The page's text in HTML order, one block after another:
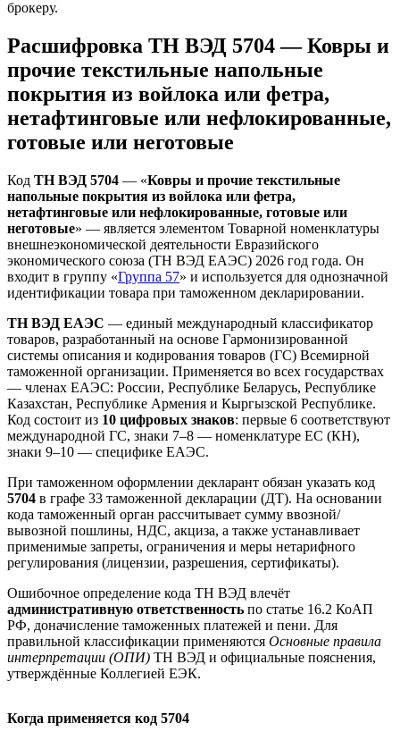
брокеру.
Расшифровка ТН ВЭД 5704 — Ковры и
прочие текстильные напольные
покрытия из войлока или фетра,
нетафтинговые или нефлокированные,
готовые или неготовые
Код ТН ВЭД 5704 — «Ковры и прочие текстильные
напольные покрытия из войлока или фетра,
нетафтинговые или нефлокированные, готовые или
неготовые» — является элементом Товарной номенклатуры
внешнеэкономической деятельности Евразийского
экономического союза (ТН ВЭД ЕАЭС) 2026 год года. Он
входит в группу «Группа 57» и используется для однозначной
идентификации товара при таможенном декларировании.
ТН ВЭД ЕАЭС — единый международный классификатор
товаров, разработанный на основе Гармонизированной
системы описания и кодирования товаров (ГС) Всемирной
таможенной организации. Применяется во всех государствах
— членах ЕАЭС: России, Республике Беларусь, Республике
Казахстан, Республике Армения и Кыргызской Республике.
Код состоит из 10 цифровых знаков: первые 6 соответствуют
международной ГС, знаки 7–8 — номенклатуре ЕС (КН),
знаки 9–10 — специфике ЕАЭС.
При таможенном оформлении декларант обязан указать код
5704 в графе 33 таможенной декларации (ДТ). На основании
кода таможенный орган рассчитывает сумму ввозной/
вывозной пошлины, НДС, акциза, а также устанавливает
применимые запреты, ограничения и меры нетарифного
регулирования (лицензии, разрешения, сертификаты).
Ошибочное определение кода ТН ВЭД влечёт
административную ответственность по статье 16.2 КоАП
РФ, доначисление таможенных платежей и пени. Для
правильной классификации применяются Основные правила
интерпретации (ОПИ) ТН ВЭД и официальные пояснения,
утверждённые Коллегией ЕЭК.
Когда применяется код 5704